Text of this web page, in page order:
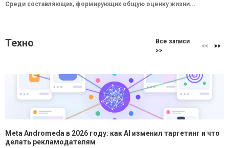
Среди составляющих, формирующих общую оценку жизни...
Техно
Все записи
>>
Meta Andromeda в 2026 году: как AI изменил таргетинг и что
делать рекламодателям